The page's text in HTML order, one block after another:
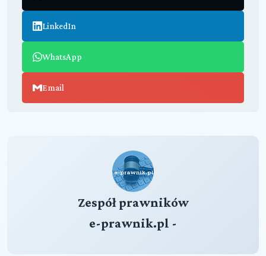
LinkedIn
WhatsApp
Email
Zespół prawników
e-prawnik.pl -